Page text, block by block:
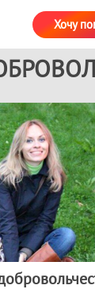
Хочу